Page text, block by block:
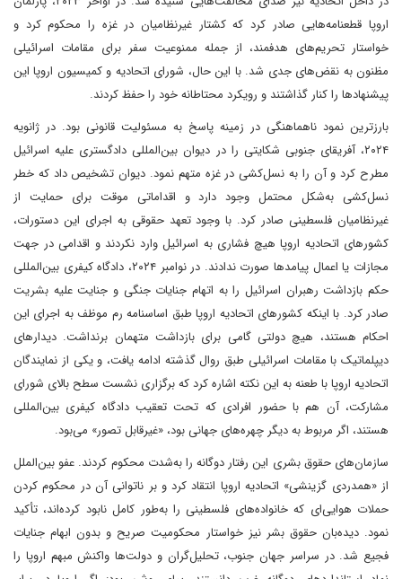
اروپا قطعنامه‌هایی صادر کرد که کشتار غیرنظامیان در غزه را محکوم کرد و
خواستار تحریم‌های هدفمند، از جمله ممنوعیت سفر برای مقامات اسرائیلی
مظنون به نقض‌های جدی شد. با این حال، شورای اتحادیه و کمیسیون اروپا این
پیشنهادها را کنار گذاشتند و رویکرد محتاطانه خود را حفظ کردند.
بارزترین نمود ناهماهنگی در زمینه پاسخ به مسئولیت قانونی بود. در ژانویه
۲۰۲۴، آفریقای جنوبی شکایتی را در دیوان بین‌المللی دادگستری علیه اسرائیل
مطرح کرد و آن را به نسل‌کشی در غزه متهم نمود. دیوان تشخیص داد که خطر
نسل‌کشی به‌شکل محتمل وجود دارد و اقداماتی موقت برای حمایت از
غیرنظامیان فلسطینی صادر کرد. با وجود تعهد حقوقی به اجرای این دستورات،
کشورهای اتحادیه اروپا هیچ فشاری به اسرائیل وارد نکردند و اقدامی در جهت
مجازات یا اعمال پیامدها صورت ندادند. در نوامبر ۲۰۲۴، دادگاه کیفری بین‌المللی
حکم بازداشت رهبران اسرائیل را به اتهام جنایات جنگی و جنایت علیه بشریت
صادر کرد. با اینکه کشورهای اتحادیه اروپا طبق اساسنامه رم موظف به اجرای این
احکام هستند، هیچ دولتی گامی برای بازداشت متهمان برنداشت. دیدارهای
دیپلماتیک با مقامات اسرائیلی طبق روال گذشته ادامه یافت، و یکی از نمایندگان
اتحادیه اروپا با طعنه به این نکته اشاره کرد که برگزاری نشست سطح بالای شورای
مشارکت، آن هم با حضور افرادی که تحت تعقیب دادگاه کیفری بین‌المللی
هستند، اگر مربوط به دیگر چهره‌های جهانی بود، «غیرقابل تصور» می‌بود.
سازمان‌های حقوق بشری این رفتار دوگانه را به‌شدت محکوم کردند. عفو بین‌الملل
از «همدردی گزینشی» اتحادیه اروپا انتقاد کرد و بر ناتوانی آن در محکوم کردن
حملات هوایی‌ای که خانواده‌های فلسطینی را به‌طور کامل نابود کرده‌اند، تأکید
نمود. دیده‌بان حقوق بشر نیز خواستار محکومیت صریح و بدون ابهام جنایات
فجیع شد. در سراسر جهان جنوب، تحلیل‌گران و دولت‌ها واکنش مبهم اروپا را